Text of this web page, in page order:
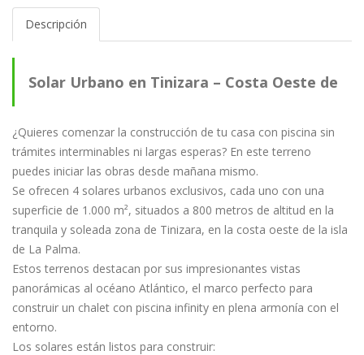
Descripción
Solar Urbano en Tinizara – Costa Oeste de
La Palma
¿Quieres comenzar la construcción de tu casa con piscina sin
trámites interminables ni largas esperas? En este terreno
puedes iniciar las obras desde mañana mismo.
Se ofrecen 4 solares urbanos exclusivos, cada uno con una
superficie de 1.000 m², situados a 800 metros de altitud en la
tranquila y soleada zona de Tinizara, en la costa oeste de la isla
de La Palma.
Estos terrenos destacan por sus impresionantes vistas
panorámicas al océano Atlántico, el marco perfecto para
construir un chalet con piscina infinity en plena armonía con el
entorno.
Los solares están listos para construir: